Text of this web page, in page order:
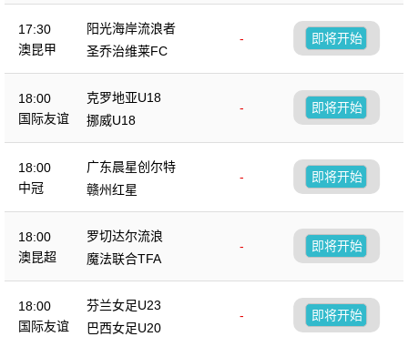
17:30
澳昆甲
阳光海岸流浪者
-
圣乔治维莱FC
即将开始
18:00
国际友谊
克罗地亚U18
-
挪威U18
即将开始
18:00
中冠
广东晨星创尔特
-
赣州红星
即将开始
18:00
澳昆超
罗切达尔流浪
-
魔法联合TFA
即将开始
18:00
国际友谊
芬兰女足U23
-
巴西女足U20
即将开始